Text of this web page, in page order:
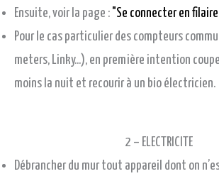
Ensuite, voir la page : "Se connecter en
Pour le cas particulier des compteurs
meters, Linky...), en première intention
moins la nuit et recourir à un bio électricien.
2 – ELECTRICITE
Débrancher du mur tout appareil dont on